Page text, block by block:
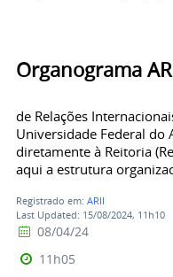
Organograma
de Relações
Universidade Federal do
diretamente à Reitoria
aqui a estrutura
Registrado em: ARII
Last Updated: 15/08/2024, 11h10
08/04/24
11h05